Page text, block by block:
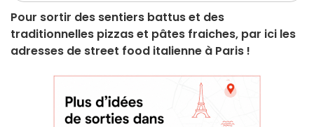
Pour sortir des sentiers battus et des
traditionnelles pizzas et pâtes fraiches, par ici les
adresses de street food italienne à Paris !